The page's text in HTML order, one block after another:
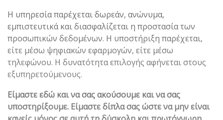
Η υπηρεσία παρέχεται δωρεάν, ανώνυµα,
εµπιστευτικά και διασφαλίζεται η προστασία των
προσωπικών δεδοµένων. Η υποστήριξη παρέχεται,
είτε µέσω ψηφιακών εφαρµογών, είτε µέσω
τηλεφώνου. Η δυνατότητα επιλογής αφήνεται στους
εξυπηρετούµενους.
Είμαστε εδώ και να σας ακούσουμε και να σας
υποστηρίξουμε. Είμαστε δίπλα σας ώστε να µην είναι